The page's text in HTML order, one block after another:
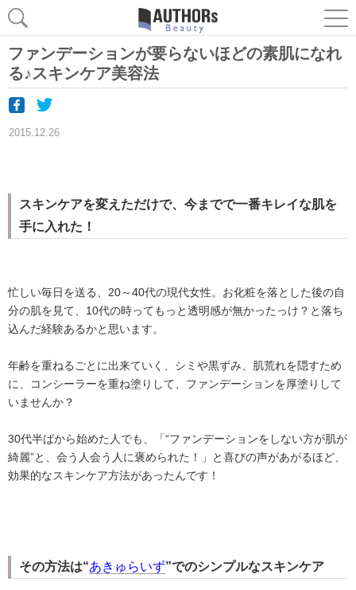
ファンデーションが要らないほどの素肌になれ
る♪スキンケア美容法
2015.12.26
スキンケアを変えただけで、今までで一番キレイな肌を
手に入れた！
忙しい毎日を送る、20～40代の現代女性。お化粧を落とした後の自
分の肌を見て、10代の時ってもっと透明感が無かったっけ？と落ち
込んだ経験あるかと思います。
年齢を重ねるごとに出来ていく、シミや黒ずみ、肌荒れを隠すため
に、コンシーラーを重ね塗りして、ファンデーションを厚塗りして
いませんか？
30代半ばから始めた人でも、「“ファンデーションをしない方が肌が
綺麗”と、会う人会う人に褒められた！」と喜びの声があがるほど、
効果的なスキンケア方法があったんです！
その方法は“あきゅらいず”でのシンプルなスキンケア